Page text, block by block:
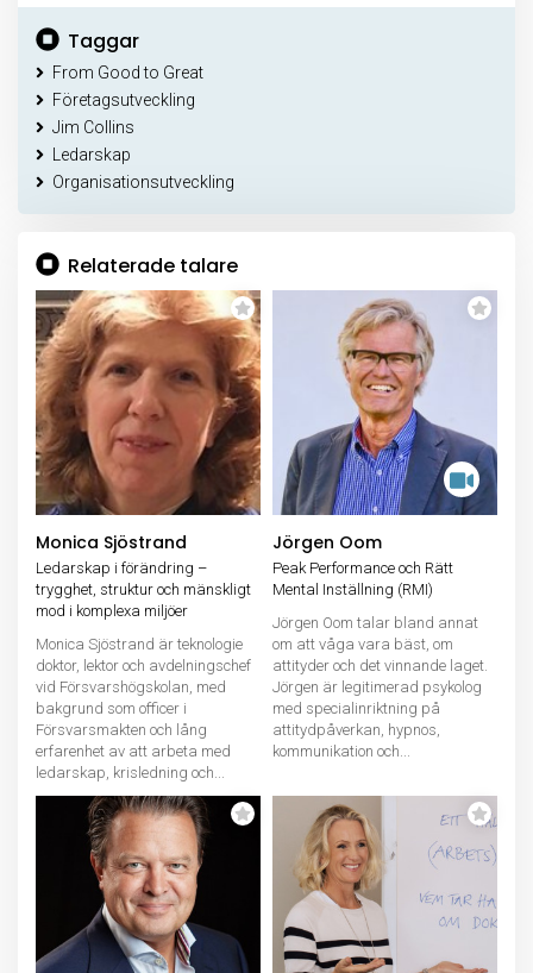
Taggar
From Good to Great
Företagsutveckling
Jim Collins
Ledarskap
Organisationsutveckling
Relaterade talare
Monica Sjöstrand
Ledarskap i förändring –
trygghet, struktur och mänskligt
mod i komplexa miljöer
Monica Sjöstrand är teknologie
doktor, lektor och avdelningschef
vid Försvarshögskolan, med
bakgrund som officer i
Försvarsmakten och lång
erfarenhet av att arbeta med
ledarskap, krisledning och...
Jörgen Oom
Peak Performance och Rätt
Mental Inställning (RMI)
Jörgen Oom talar bland annat
om att våga vara bäst, om
attityder och det vinnande laget.
Jörgen är legitimerad psykolog
med specialinriktning på
attitydpåverkan, hypnos,
kommunikation och...